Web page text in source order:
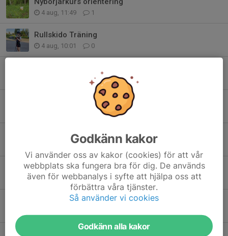
4 aug, 11:49 1
Rullskido Träning
4 aug, 10:01 0
0
Försäljning Newbody 2026
Medlemsbrev - Tack för SprintCupen!
18 maj, 14:10 0
Sista chansen att beställa klubbkläder i helgen
15 maj, 09:01 0
Veckans Bana
Godkänn kakor
Vi använder oss av kakor (cookies) för att vår
webbplats ska fungera bra för dig. De används
även för webbanalys i syfte att hjälpa oss att
förbättra våra tjänster.
Så använder vi cookies
Godkänn alla kakor